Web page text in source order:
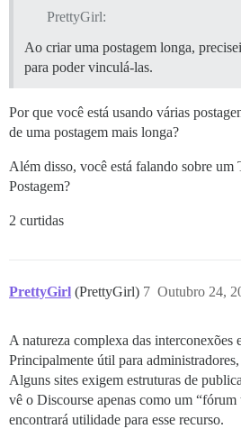
PrettyGirl:
Ao criar uma postagem longa,
para poder vinculá-las.
Por que você está usando várias
de uma postagem mais longa?
Além disso, você está falando sobre um
Postagem?
2 curtidas
PrettyGirl (PrettyGirl) Outubro 24,
7
A natureza complexa das interconexões
Principalmente útil para
Alguns sites exigem estruturas de
vê o Discourse apenas como um
encontrará utilidade para esse recurso.